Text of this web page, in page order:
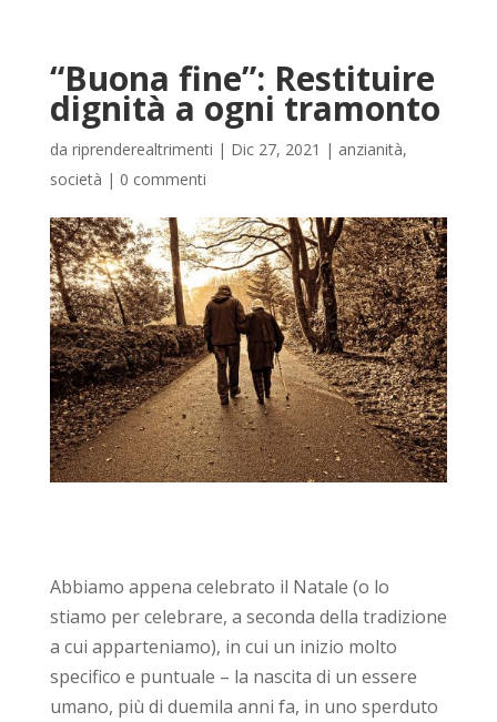
“Buona fine”: Restituire
dignità a ogni tramonto
da riprenderealtrimenti | Dic 27, 2021 | anzianità,
società | 0 commenti
Abbiamo appena celebrato il Natale (o lo
stiamo per celebrare, a seconda della tradizione
a cui apparteniamo), in cui un inizio molto
specifico e puntuale – la nascita di un essere
umano, più di duemila anni fa, in uno sperduto